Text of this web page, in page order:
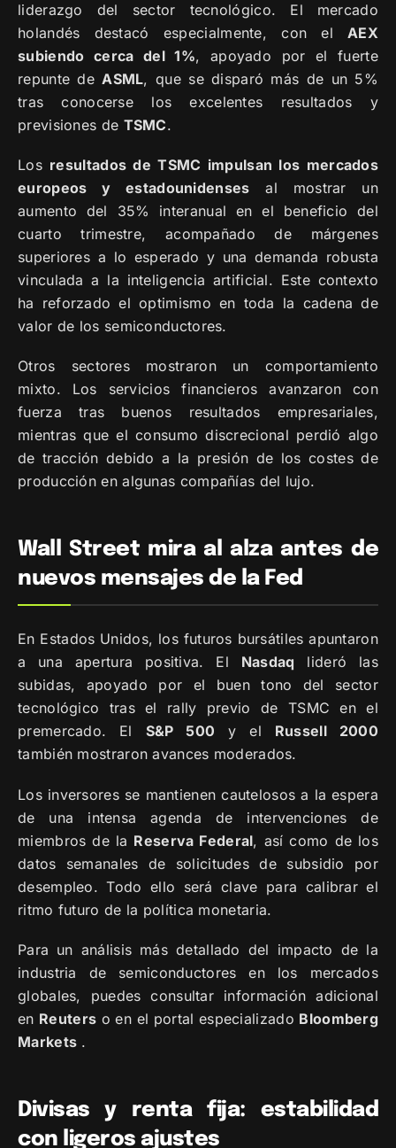
liderazgo del sector tecnológico. El mercado
holandés destacó especialmente, con elAEX
subiendo cerca del 1%, apoyado por el fuerte
repunte deASML, que se disparó más de un 5%
tras conocerse los excelentes resultados y
previsiones de TSMC.
Los resultados de TSMC impulsan los mercados
europeos y estadounidenses al mostrar un
aumento del 35% interanual en el beneficio del
cuarto trimestre, acompañado de márgenes
superiores a lo esperado y una demanda robusta
vinculada a la inteligencia artificial. Este contexto
ha reforzado el optimismo en toda la cadena de
valor de los semiconductores.
Otros sectores mostraron un comportamiento
mixto. Los servicios financieros avanzaron con
fuerza tras buenos resultados empresariales,
mientras que el consumo discrecional perdió algo
de tracción debido a la presión de los costes de
producción en algunas compañías del lujo.
Wall Street mira al alza antes de
nuevos mensajes de la Fed
En Estados Unidos, los futuros bursátiles apuntaron
a una apertura positiva. El Nasdaq lideró las
subidas, apoyado por el buen tono del sector
tecnológico tras el rally previo de TSMC en el
premercado. El S&P 500 y el Russell 2000
también mostraron avances moderados.
Los inversores se mantienen cautelosos a la espera
de una intensa agenda de intervenciones de
miembros de la Reserva Federal, así como de los
datos semanales de solicitudes de subsidio por
desempleo. Todo ello será clave para calibrar el
ritmo futuro de la política monetaria.
Para un análisis más detallado del impacto de la
industria de semiconductores en los mercados
globales, puedes consultar información adicional
en Reuters o en el portal especializado Bloomberg
Markets .
Divisas y renta fija: estabilidad
con ligeros ajustes